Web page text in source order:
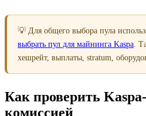
💡 Для общего выбора пула
выбрать пул для майнинга Kaspa.
хешрейт, выплаты, stratum,
Как проверить
комиссией